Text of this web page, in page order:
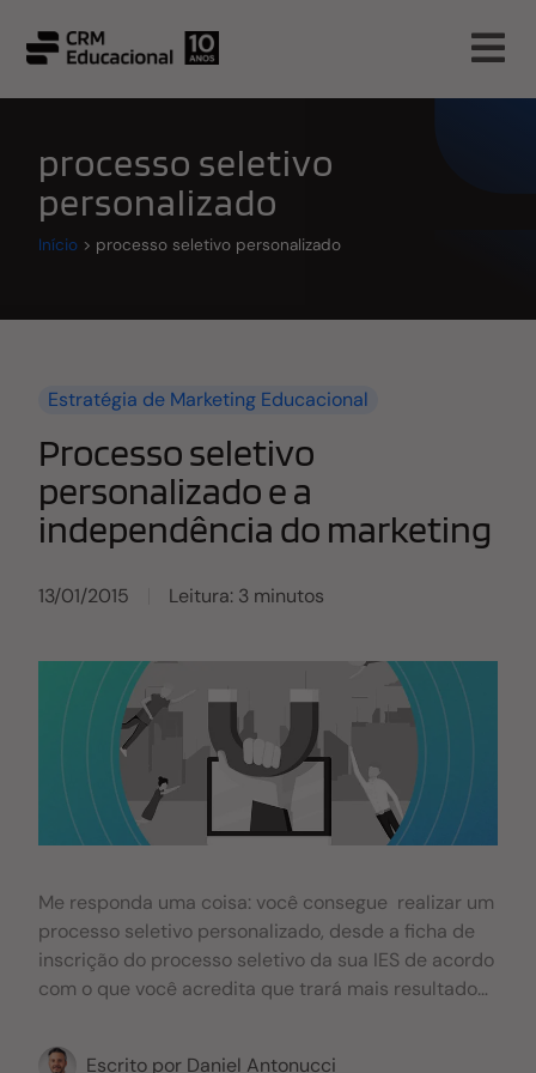
processo seletivo
personalizado
Início > processo seletivo personalizado
Estratégia de Marketing Educacional
Processo seletivo
personalizado e a
independência do marketing
13/01/2015 Leitura: 3 minutos
Me responda uma coisa: você consegue realizar um
processo seletivo personalizado, desde a ficha de
inscrição do processo seletivo da sua IES de acordo
com o que você acredita que trará mais resultados?
tradicional, ENEM, agendado e pós-graduação, sem
Escrito por Daniel Antonucci